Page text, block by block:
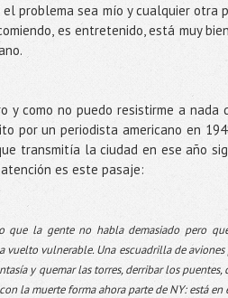
problema sea mío y cualquier otra
es entretenido, está muy
y como no puedo resistirme a nada
por un periodista americano en
transmitía la ciudad en ese año
es este pasaje:
que la gente no habla demasiado pero
vuelto vulnerable. Una escuadrilla de
y quemar las torres, derribar los puentes,
la muerte forma ahora parte de NY: está en